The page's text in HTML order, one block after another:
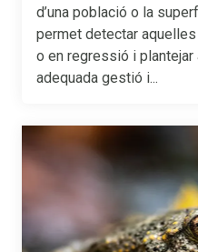
d’una població o la
permet detectar
o en regressió i
adequada gestió i...